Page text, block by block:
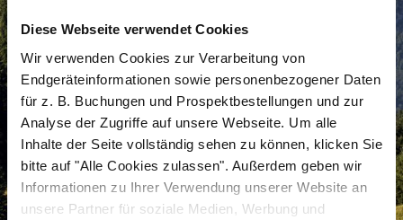
Diese Webseite verwendet Cookies
Wir verwenden Cookies zur Verarbeitung von
Endgeräteinformationen sowie personenbezogener Daten
für z. B. Buchungen und Prospektbestellungen und zur
Analyse der Zugriffe auf unsere Webseite. Um alle
Inhalte der Seite vollständig sehen zu können, klicken Sie
bitte auf "Alle Cookies zulassen". Außerdem geben wir
Informationen zu Ihrer Verwendung unserer Website an
unsere Partner für soziale Medien, Werbung und